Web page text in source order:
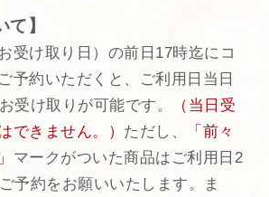
て】
受け取り日）の前日17時迄にコ
予約いただくと、ご利用日当日
受け取りが可能です。
（当日受
できません。） ただし、
「前々
マークがついた商品はご利用日2
予約をお願いいたします。ま